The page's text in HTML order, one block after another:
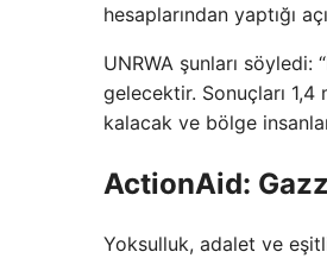
hesaplarından yaptığı
UNRWA şunları söyledi:
gelecektir. Sonuçları 1,4
kalacak ve bölge
ActionAid:
Yoksulluk, adalet ve